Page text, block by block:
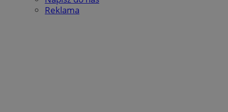
Reklama